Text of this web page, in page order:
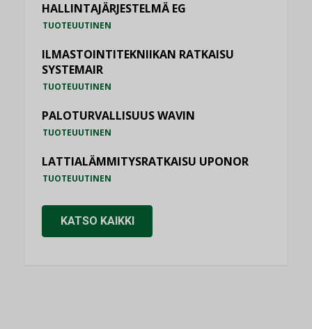
HALLINTAJÄRJESTELMÄ EG
TUOTEUUTINEN
ILMASTOINTITEKNIIKAN RATKAISU
SYSTEMAIR
TUOTEUUTINEN
PALOTURVALLISUUS WAVIN
TUOTEUUTINEN
LATTIALÄMMITYSRATKAISU UPONOR
TUOTEUUTINEN
KATSO KAIKKI